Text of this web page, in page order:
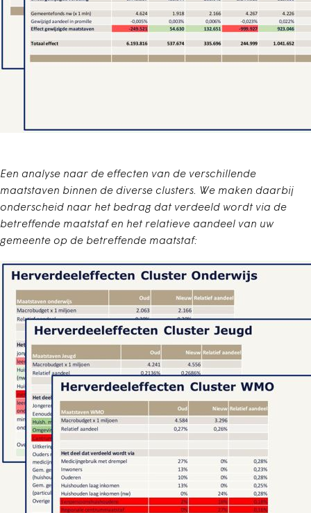
Een analyse naar de effecten van de verschillende
maatstaven binnen de diverse clusters. We maken daarbij
onderscheid naar het bedrag dat verdeeld wordt via de
betreffende maatstaf en het relatieve aandeel van uw
gemeente op de betreffende maatstaf: